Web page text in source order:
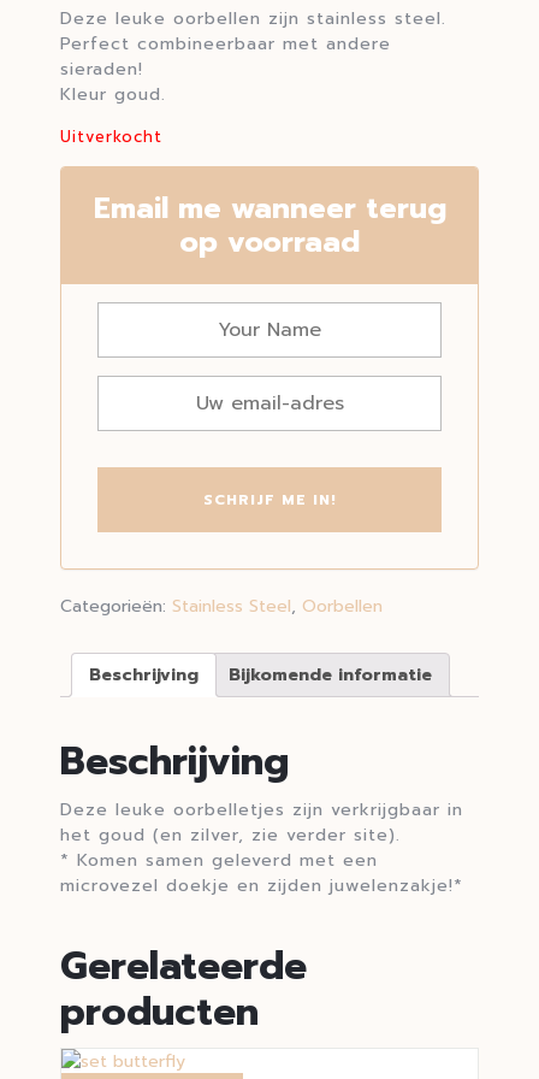
Deze leuke oorbellen zijn stainless steel.
Perfect combineerbaar met andere
sieraden!
Kleur goud.
Uitverkocht
Email me wanneer terug
op voorraad
Categorieën: Stainless Steel, Oorbellen
Beschrijving Bijkomende informatie
Beschrijving
Deze leuke oorbelletjes zijn verkrijgbaar in
het goud (en zilver, zie verder site).
* Komen samen geleverd met een
microvezel doekje en zijden juwelenzakje!*
Gerelateerde
producten